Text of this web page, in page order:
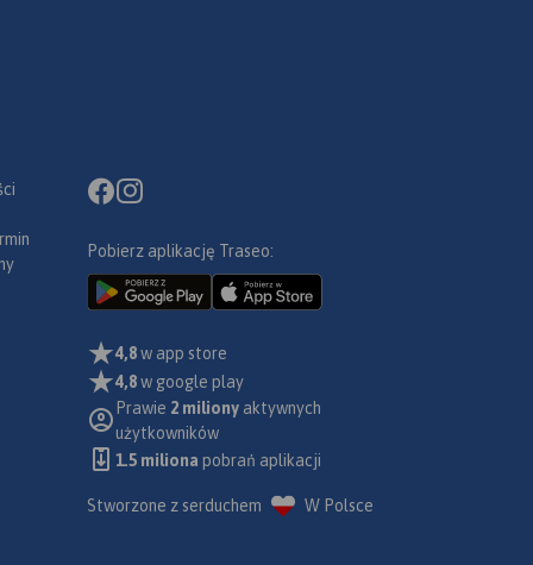
Pobierz aplikację Traseo:
4,8w app store
4,8w google play
Prawie 2 miliony aktywnych
użytkowników
1.5 miliona pobrań aplikacji
Stworzone z serduchem W Polsce